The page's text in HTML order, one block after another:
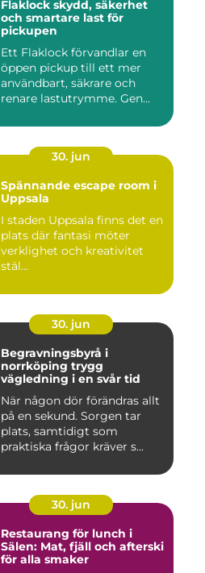
Flaklock skydd, säkerhet
och smartare last för
pickupen
Ett Flaklock förvandlar en
öppen pickup till ett mer
användbart, säkrare och
renare lastutrymme. Gen...
30. jun
Spännande escape room i
Uppsala
I staden Uppsala finns det en
plats där fantasi möter
verklighet och kreativitet
stäl...
30. jun
Begravningsbyrå i
norrköping trygg
vägledning i en svår tid
När någon dör förändras allt
på en sekund. Sorgen tar
plats, samtidigt som
praktiska frågor kräver s...
30. jun
Restaurang för lunch i
Sälen: Mat, fjäll och afterski
för alla smaker